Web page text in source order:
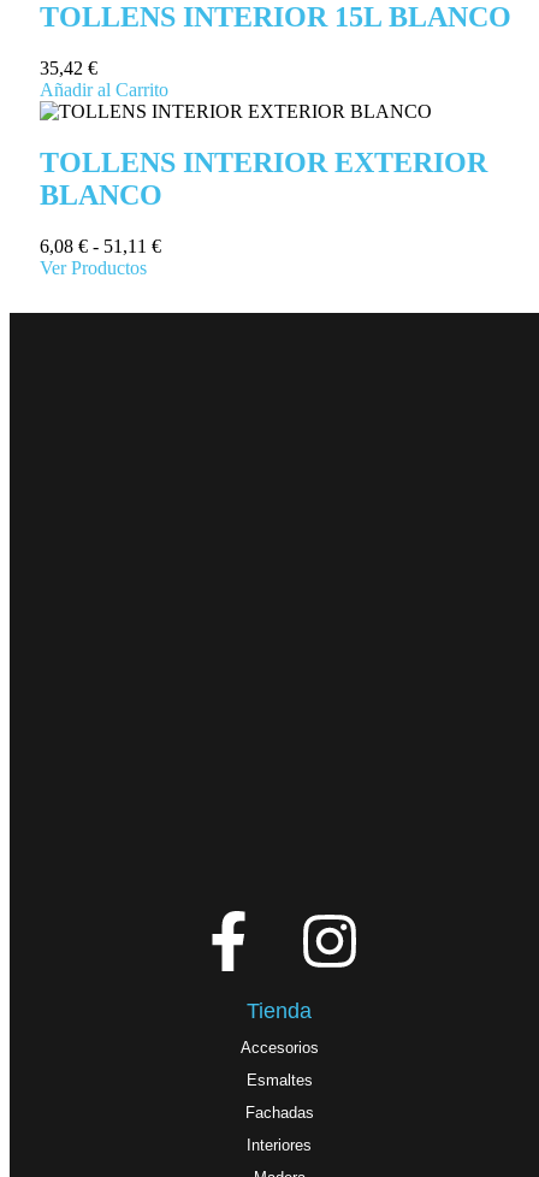
TOLLENS INTERIOR 15L BLANCO
35,42 €
Añadir al Carrito
TOLLENS INTERIOR EXTERIOR
BLANCO
6,08 € - 51,11 €
Ver Productos
Tienda
Accesorios
Esmaltes
Fachadas
Interiores